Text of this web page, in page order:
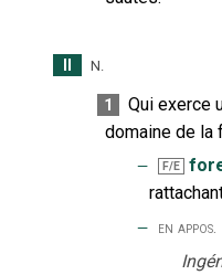
N.
1 Qui exerce
domaine de la
‒
F/E
‒ en appos.